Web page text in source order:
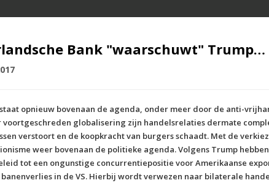
Bank "waarschuwt" Trump…
opnieuw bovenaan de agenda, onder meer door de anti-
voortgeschreden globalisering zijn handelsrelaties dermate
verstoort en de koopkracht van burgers schaadt. Met de
weer bovenaan de politieke agenda. Volgens Trump
tot een ongunstige concurrentiepositie voor Amerikaanse
in de VS. Hierbij wordt verwezen naar bilaterale